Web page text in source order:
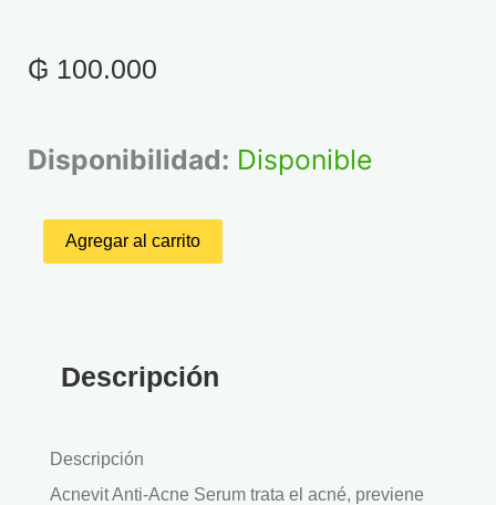
₲ 100.000
Disponibilidad: Disponible
Serum
anti
30ml
cantidadAgregar al carrito
Descripción
Descripción
Acnevit Anti-Acne Serum trata el acné, previene